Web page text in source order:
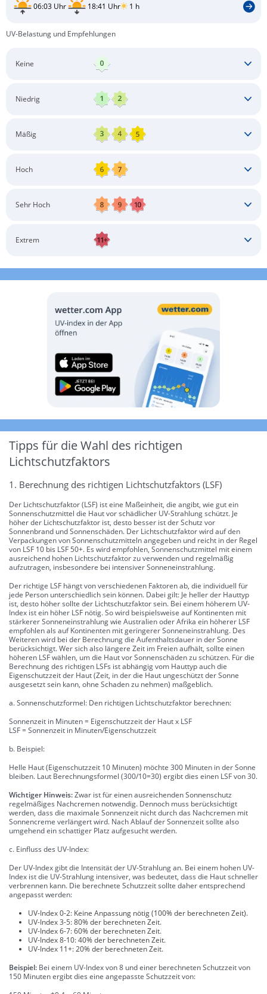
06:03 Uhr 18:41 Uhr 1 h
UV-Belastung und Empfehlungen
Keine
Niedrig
Mäßig
Langärmlige Bekleidung
Hoch
Langärmlige Bekleidung
Sonnenbrille
Sehr Hoch
Langärmlige Bekleidung
Extrem
Tipps für die Wahl des richtigen
Lichtschutzfaktors
1. Berechnung des richtigen Lichtschutzfaktors (LSF)
Der Lichtschutzfaktor (LSF) ist eine Maßeinheit, die angibt, wie gut ein
Sonnenschutzmittel die Haut vor schädlicher UV-Strahlung schützt. Je
höher der Lichtschutzfaktor ist, desto besser ist der Schutz vor
Sonnenbrand und Sonnenschäden. Der Lichtschutzfaktor wird auf den
Verpackungen von Sonnenschutzmitteln angegeben und reicht in der Regel
von LSF 10 bis LSF 50+. Es wird empfohlen, Sonnenschutzmittel mit einem
ausreichend hohen Lichtschutzfaktor zu verwenden und regelmäßig
aufzutragen, insbesondere bei intensiver Sonneneinstrahlung.
Der richtige LSF hängt von verschiedenen Faktoren ab, die individuell für
jede Person unterschiedlich sein können. Dabei gilt: Je heller der Hauttyp
ist, desto höher sollte der Lichtschutzfaktor sein. Bei einem höherem UV-
Index ist ein höher LSF nötig. So wird beispielsweise auf Kontinenten mit
stärkerer Sonneneinstrahlung wie Australien oder Afrika ein höherer LSF
empfohlen als auf Kontinenten mit geringerer Sonneneinstrahlung. Des
Weiteren wird bei der Berechnung die Aufenthaltsdauer in der Sonne
berücksichtigt. Wer sich also längere Zeit im Freien aufhält, sollte einen
höheren LSF wählen, um die Haut vor Sonnenschäden zu schützen. Für die
Berechnung des richtigen LSFs ist abhängig vom Hauttyp auch die
Eigenschutzzeit der Haut (Zeit, in der die Haut ungeschützt der Sonne
ausgesetzt sein kann, ohne Schaden zu nehmen) maßgeblich.
a. Sonnenschutzformel: Den richtigen Lichtschutzfaktor berechnen:
Sonnenzeit in Minuten = Eigenschutzzeit der Haut x LSF
LSF = Sonnenzeit in Minuten/Eigenschutzzeit
b. Beispiel:
Helle Haut (Eigenschutzzeit 10 Minuten) möchte 300 Minuten in der Sonne
bleiben. Laut Berechnungsformel (300/10=30) ergibt dies einen LSF von 30.
Wichtiger Hinweis:Zwar ist für einen ausreichenden Sonnenschutz
regelmäßiges Nachcremen notwendig. Dennoch muss berücksichtigt
werden, dass die maximale Sonnenzeit nicht durch das Nachcremen mit
Sonnencreme verlängert wird. Nach Ablauf der Sonnenzeit sollte also
umgehend ein schattiger Platz aufgesucht werden.
c. Einfluss des UV-Index:
Der UV-Index gibt die Intensität der UV-Strahlung an. Bei einem hohen UV-
Index ist die UV-Strahlung intensiver, was bedeutet, dass die Haut schneller
verbrennen kann. Die berechnete Schutzzeit sollte daher entsprechend
angepasst werden:
UV-Index 0-2: Keine Anpassung nötig (100% der berechneten Zeit).
UV-Index 3-5: 80% der berechneten Zeit.
UV-Index 6-7: 60% der berechneten Zeit.
UV-Index 8-10: 40% der berechneten Zeit.
UV-Index 11+: 20% der berechneten Zeit.
Beispiel: Bei einem UV-Index von 8 und einer berechneten Schutzzeit von
150 Minuten ergibt dies eine angepasste Schutzzeit von: